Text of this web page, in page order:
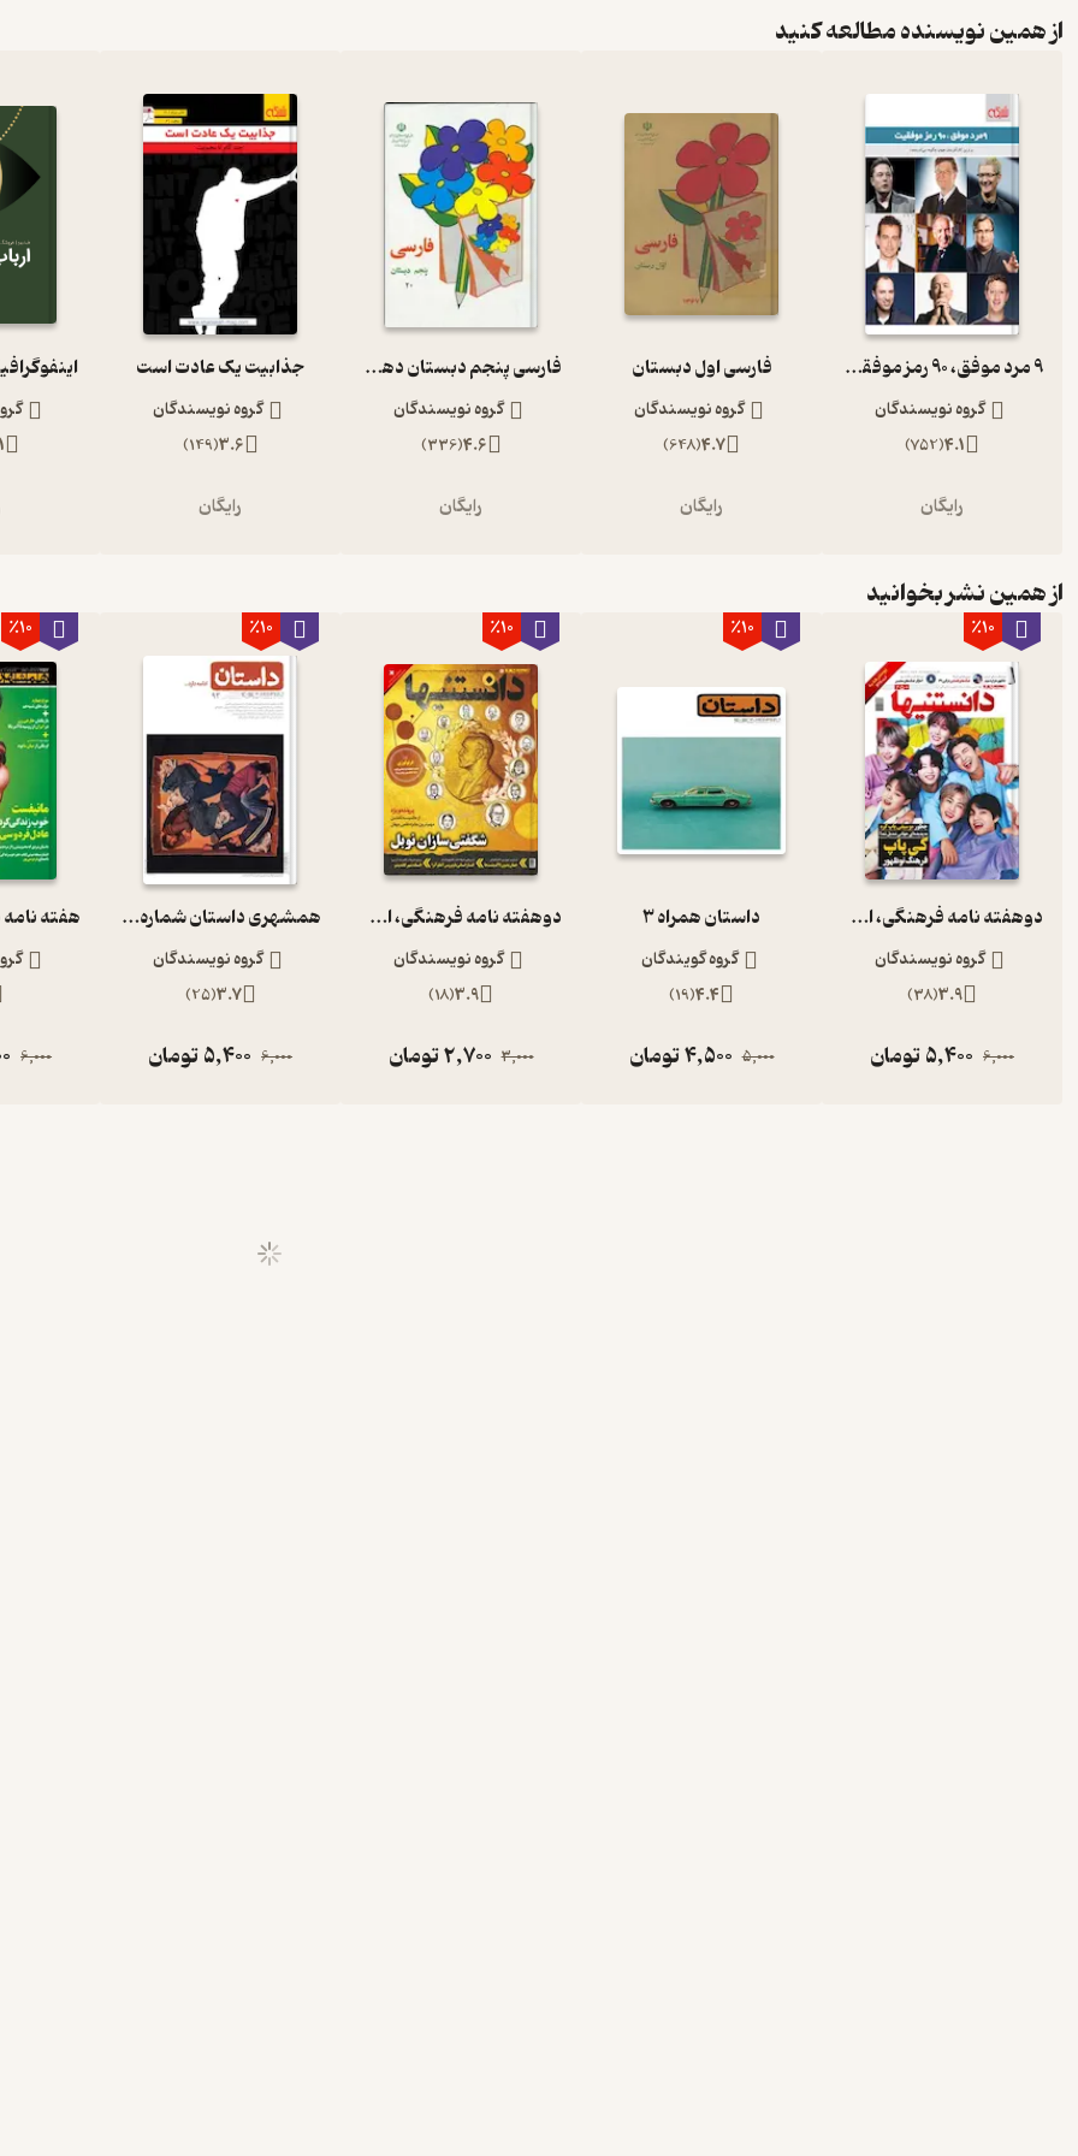
از همین نویسنده مطالعه کنید
9 مرد موفق، 90 رمز موفقیت
گروه نویسندگان
4.1
(
752
)
رایگان
فارسی اول دبستان
گروه نویسندگان
4.7
(
648
)
رایگان
فارسی پنجم دبستان دهه 60
گروه نویسندگان
4.6
(
336
)
رایگان
جذابیت یک عادت است
گروه نویسندگان
3.6
(
149
)
رایگان
از همین نشر بخوانید
٪10
دوهفته نامه فرهنگی، اجتماعی دانستنیها شماره 250
گروه نویسندگان
3.9
(
38
)
6,000
5,400تومان
٪10
داستان همراه 3
گروه گویندگان
4.4
(
19
)
5,000
4,500تومان
٪10
دوهفته نامه فرهنگی، اجتماعی دانستنیها شماره 215
گروه نویسندگان
3.9
(
18
)
3,000
2,700تومان
٪10
همشهری داستان شماره 93
گروه نویسندگان
3.7
(
25
)
6,000
5,400تومان
٪10
6,000